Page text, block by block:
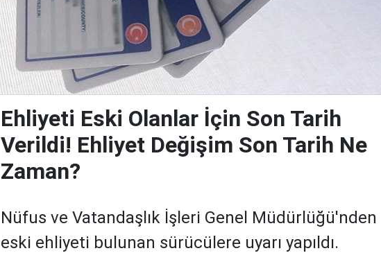
Ehliyeti Eski Olanlar İçin Son Tarih
Verildi! Ehliyet Değişim Son Tarih Ne
Zaman?
Nüfus ve Vatandaşlık İşleri Genel Müdürlüğü'nden
eski ehliyeti bulunan sürücülere uyarı yapıldı.